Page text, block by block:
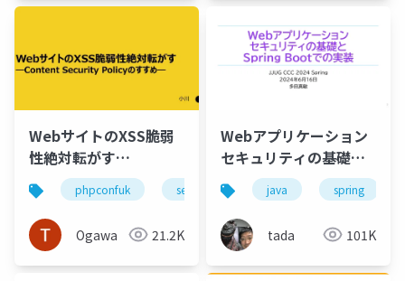
エラエ株
式会社
WebサイトのXSS脆弱
性絶対転がす
―Content Security
Policyのすすめ―
phpconfuk security
Ogawa 21.2K
Webアプリケーション
セキュリティの基礎と
Spring Bootでの実装
#jjug_ccc
#jjug_ccc_c
java spring
tada 101K